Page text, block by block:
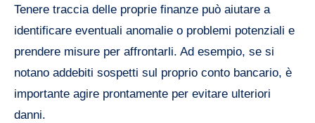
Tenere traccia delle proprie finanze può aiutare a
identificare eventuali anomalie o problemi potenziali e
prendere misure per affrontarli. Ad esempio, se si
notano addebiti sospetti sul proprio conto bancario, è
importante agire prontamente per evitare ulteriori
danni.